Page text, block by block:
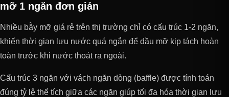
mỡ 1 ngăn đơn giản
Nhiều bẫy mỡ giá rẻ trên thị trường chỉ có cấu trúc 1-2 ngăn,
khiến thời gian lưu nước quá ngắn để dầu mỡ kịp tách hoàn
toàn trước khi nước thoát ra ngoài.
Cấu trúc 3 ngăn với vách ngăn dòng (baffle) được tính toán
đúng tỷ lệ thể tích giữa các ngăn giúp tối đa hóa thời gian lưu